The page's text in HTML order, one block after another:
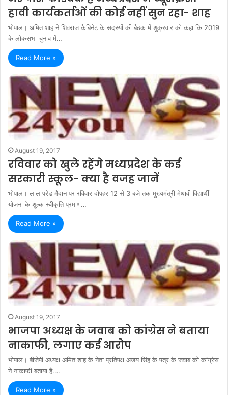
हावी कार्यकर्ताओं की कोई नहीं सुन रहा- शाह
भोपाल। अमित शाह ने शिवराज कैबिनेट के सदस्यों की बैठक में शुक्रवार को कहा कि 2019
के लोकसभा चुनाव में…
Read More »
August 19, 2017
रविवार को खुले रहेंगे मध्यप्रदेश के कई
सरकारी स्कूल- क्या है वजह जानें
भोपाल। लाल परेड मैदान पर रविवार दोपहर 12 से 3 बजे तक मुख्यमंत्री मेधावी विद्यार्थी
योजना के शुल्क स्वीकृति प्रमाण…
Read More »
August 19, 2017
भाजपा अध्यक्ष के जवाब को कांग्रेस ने बताया
नाकाफी, लगाए कई आरोप
भोपाल। बीजेपी अध्यक्ष अमित शाह के नेता प्रतिपक्ष अजय सिंह के पत्र के जवाब को कांग्रेस
ने नाकाफी बताया है.…
Read More »